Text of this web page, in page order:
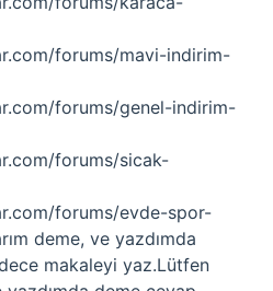
forums/mavi-indirim-
forums/genel-indirim-
forums/sicak-
forums/evde-spor-
deme, ve yazdımda
makaleyi yaz.Lütfen